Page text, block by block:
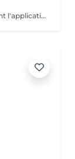
Renforcez vos ongles avec une base rubber avant l'application du vernis semi-permanent. Idéal pour les ongles mous ou fragiles, ce service offre une meilleure tenue et un aspect plus lisse.